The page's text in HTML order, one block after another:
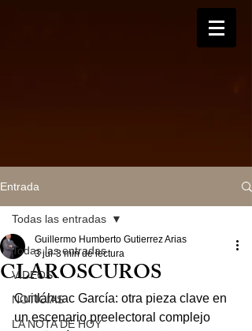
Entrada
Todas las entradas
VIDEOS
NOTICIAS
LA NOTA DE HOY
Todas las entradas
CLAROSCUROS
Guillermo Humberto Gutierrez Arias
3 jul 3 min de lectura
Cuitláhuac García: otra pieza clave en
un escenario preelectoral complejo